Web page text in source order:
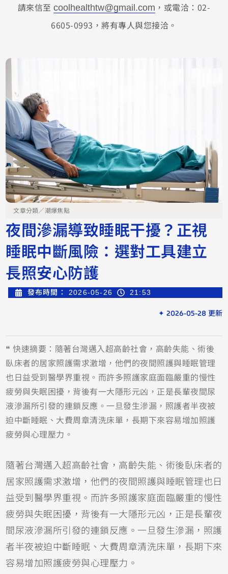
請來信至coolhealthtw@gmail.com ，或電洽：02-
6605-0993，將有專人與您接洽。
文章分類／潮爆焦點
夜間滲漏導致睡眠干擾？正視
睡眠中斷風險：選對工具建立
長照安心防護
發布時間： 2026-05-26 21:53
✦ 2026-05-28 更新
❝ 快速摘要：隨著台灣邁入超高齡社會，高齡失能、術後
臥床者的居家照護需求激增，他們的夜間照護與睡眠管理
也日益受到醫學界重視。而許多照護家庭面臨嚴重的慢性
疲勞與失眠困擾，背後有一大隱形元凶，正是長輩夜間尿
液滲漏所引發的連鎖反應。一旦發生滲漏，照護者半夜被
迫中斷睡眠、大費周章清洗床單，長期下來容易增加照護
疲勞與心理壓力。
隨著台灣邁入超高齡社會，高齡失能、術後臥床者的
居家照護需求激增，他們的夜間照護與睡眠管理也日
益受到醫學界重視。而許多照護家庭面臨嚴重的慢性
疲勞與失眠困擾，背後有一大隱形元凶，正是長輩夜
間尿液滲漏所引發的連鎖反應。一旦發生滲漏，照護
者半夜被迫中斷睡眠、大費周章清洗床單，長期下來
容易增加照護疲勞與心理壓力。